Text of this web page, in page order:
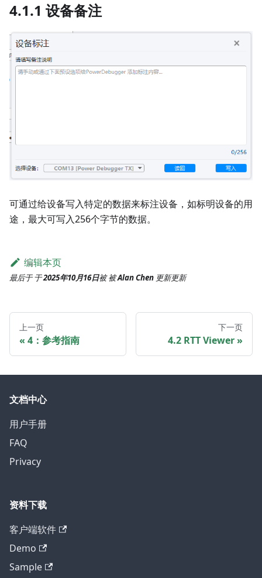
4.1.1 设备备注
可通过给设备写入特定的数据来标注设备，如标明设备的用
途，最大可写入256个字节的数据。
编辑本页
最后于于2025年10月16日被被Alan Chen 更新更新
上一页
4：参考指南
下一页
4.2 RTT Viewer
文档中心
用户手册
FAQ
Privacy
资料下载
客户端软件
Demo
Sample